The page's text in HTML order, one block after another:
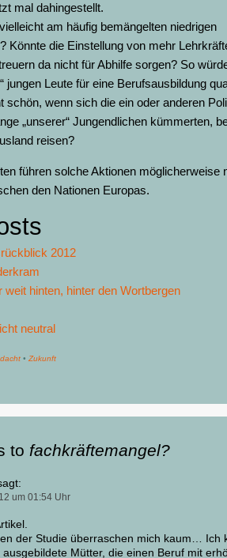
mal dahingestellt.
am häufig bemängelten niedrigen
Könnte die Einstellung von mehr
da nicht für Abhilfe sorgen? So
jungen Leute für eine Berufsausbildung
schön, wenn sich die ein oder anderen
„unserer“ Jungendlichen kümmerten,
reisen?
führen solche Aktionen möglicherweise
den Nationen Europas.
2012
weit hinten, hinter den Wortbergen
neutral
• Zukunft
to fachkräftemangel?
um 01:54 Uhr
der Studie überraschen mich kaum… Ich
ausgebildete Mütter, die einen Beruf mit